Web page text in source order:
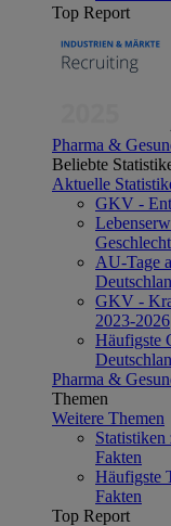
Top Report
Pharma &
Beliebte
Aktuelle
GKV -
AU-Tage
GKV -
2023-2026
Häufigste
Pharma &
Themen
Weitere Themen
Fakten
Häufigste
Fakten
Top Report